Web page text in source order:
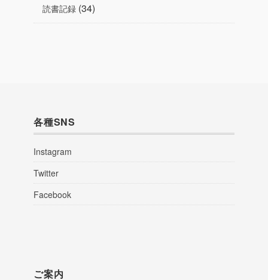
読書記録 (34)
各種SNS
Instagram
Twitter
Facebook
ご案内